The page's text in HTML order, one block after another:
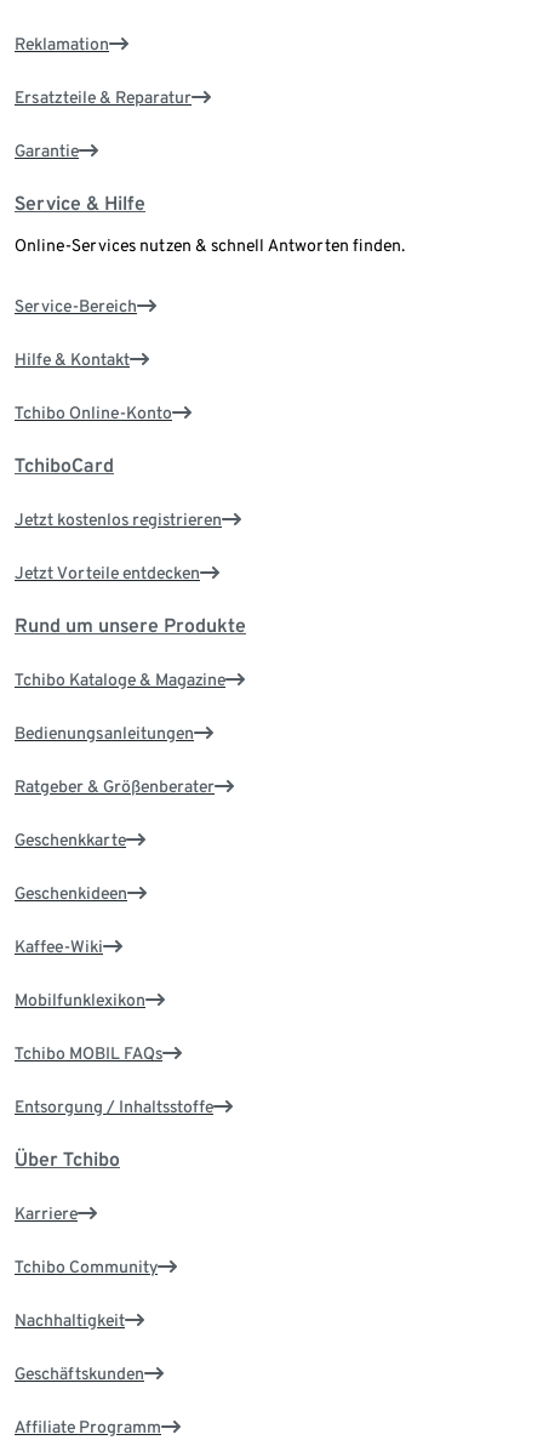
Reklamation
Ersatzteile & Reparatur
Garantie
Service & Hilfe
Online-Services nutzen & schnell Antworten finden.
Service-Bereich
Hilfe & Kontakt
Tchibo Online-Konto
TchiboCard
Jetzt kostenlos registrieren
Jetzt Vorteile entdecken
Rund um unsere Produkte
Tchibo Kataloge & Magazine
Bedienungsanleitungen
Ratgeber & Größenberater
Geschenkkarte
Geschenkideen
Kaffee-Wiki
Mobilfunklexikon
Tchibo MOBIL FAQs
Entsorgung / Inhaltsstoffe
Über Tchibo
Karriere
Tchibo Community
Nachhaltigkeit
Geschäftskunden
Affiliate Programm